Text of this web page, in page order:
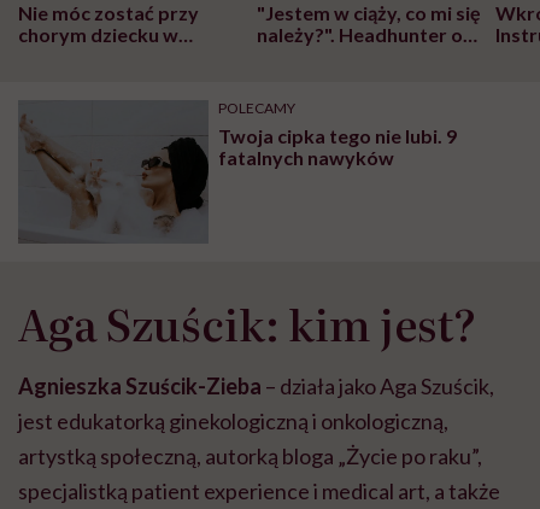
Nie móc zostać przy
chorym dziecku w
może chyba tylko
głupota i brak
wyobraźni"
"Jestem w ciąży, co mi się
należy?". Headhunter o
pracy
POLECAMY
Twoja cipka tego nie lubi. 9
fatalnych nawyków
Aga Szuścik: kim jest?
Agnieszka Szuścik-Zieba – działa jako Aga Szuścik,
jest edukatorką ginekologiczną i onkologiczną,
artystką społeczną, autorką bloga „Życie po raku”,
specjalistką patient experience i medical art, a także